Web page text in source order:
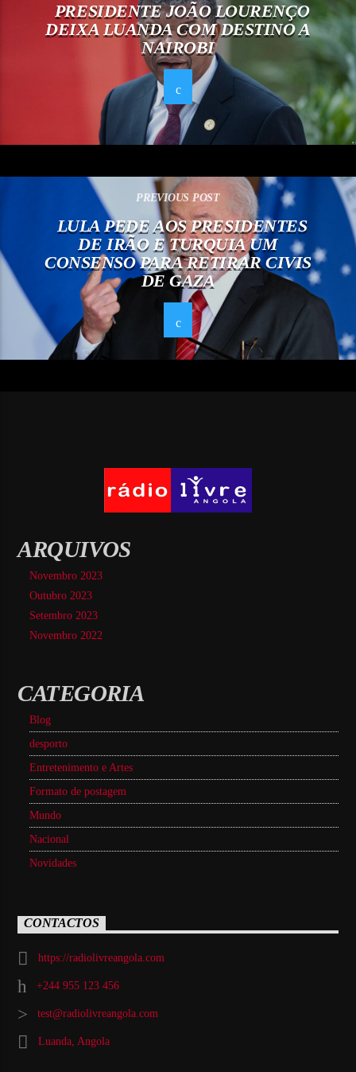
PRESIDENTE JOÃO LOURENÇO
DEIXA LUANDA COM DESTINO A
NAIROBI
PREVIOUS POST
LULA PEDE AOS PRESIDENTES
DE IRÃO E TURQUIA UM
CONSENSO PARA RETIRAR CIVIS
DE GAZA
ARQUIVOS
Novembro 2023
Outubro 2023
Setembro 2023
Novembro 2022
CATEGORIA
Blog
desporto
Entretenimento e Artes
Formato de postagem
Mundo
Nacional
Novidades
CONTACTOS
https://radiolivreangola.com
+244 955 123 456
test@radiolivreangola.com
Luanda, Angola